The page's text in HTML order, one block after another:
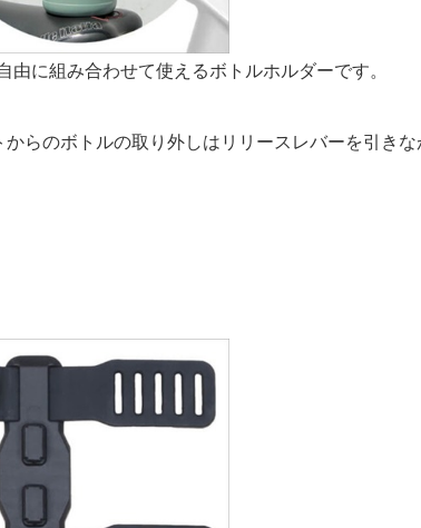
に組み合わせて使えるボトルホルダーです。
らのボトルの取り外しはリリースレバーを引き